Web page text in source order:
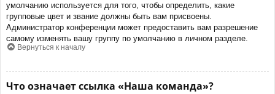
умолчанию используется для того, чтобы определить, какие
групповые цвет и звание должны быть вам присвоены.
Администратор конференции может предоставить вам разрешение
самому изменять вашу группу по умолчанию в личном разделе.
Вернуться к началу
Что означает ссылка «Наша команда»?